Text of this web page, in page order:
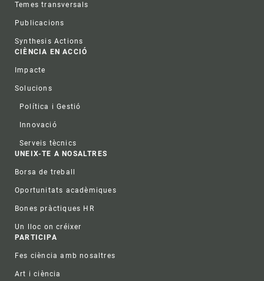
Temes transversals
Publicacions
Synthesis Actions
CIÈNCIA EN ACCIÓ
Impacte
Solucions
Política i Gestió
Innovació
Serveis tècnics
UNEIX-TE A NOSALTRES
Borsa de treball
Oportunitats acadèmiques
Bones pràctiques HR
Un lloc on créixer
PARTICIPA
Fes ciència amb nosaltres
Art i ciència